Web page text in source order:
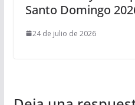
Santo Domingo
24 de julio de 2026